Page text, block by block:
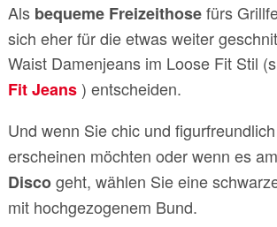
Als bequeme Freizeithosefürs
sich eher für die etwas weiter
Waist Damenjeans im Loose Fit Stil
Fit Jeans ) entscheiden.
Und wenn Sie chic und figurfreundlich
erscheinen möchten oder wenn es
Discogeht, wählen Sie eine
mit hochgezogenem Bund.